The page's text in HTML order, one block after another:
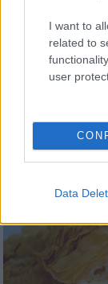
I want to
related to
user
Data
Συνταγές|
Συνταγή
κρούστας